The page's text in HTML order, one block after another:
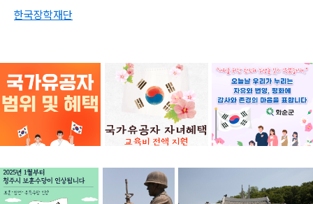
한국장학재단